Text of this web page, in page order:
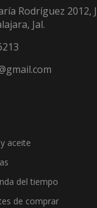
Rodríguez 2012,
Jal.
aceite
del tiempo
de comprar